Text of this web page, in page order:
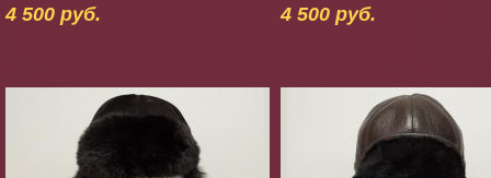
4 500 руб. 4 500 руб.